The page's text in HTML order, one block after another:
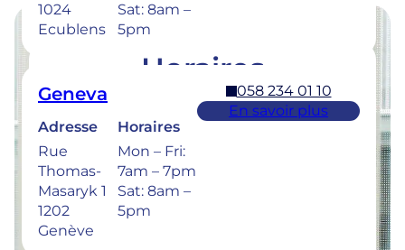
1024
Ecublens
Sat: 8am –
5pm
Geneva
Adresse
Rue
Thomas-
Masaryk 1
1202
Genève
Horaires
Mon – Fri:
7am – 7pm
Sat: 8am –
5pm
058 234 01 10
En savoir plus
Horaires
Retrouvez les horaires de nos cliniques ci-
dessous.
Bulle